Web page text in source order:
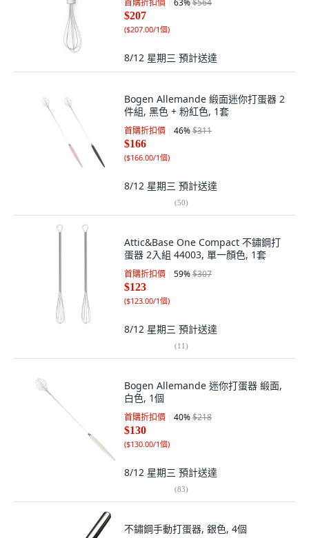
首購折扣價 63%$564
$207
($207.00/1個)
8/12 星期三 預計送達
Bogen Allemande 緞面迷你打蛋器 2
件組, 黑色 + 粉紅色, 1套
首購折扣價 46%$311
$166
($166.00/1個)
8/12 星期三 預計送達
(50)
Attic&Base One Compact 不鏽鋼打
蛋器 2入組 44003, 單一顏色, 1套
首購折扣價 59%$307
$123
($123.00/1個)
8/12 星期三 預計送達
(11)
Bogen Allemande 迷你打蛋器 緞面,
白色, 1個
首購折扣價 40%$218
$130
($130.00/1個)
8/12 星期三 預計送達
(83)
不鏽鋼手動打蛋器, 銀色, 4個